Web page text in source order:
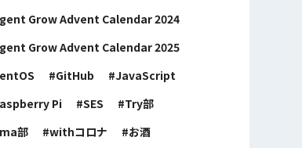
Grow Advent Calendar 2024
Grow Advent Calendar 2025
GitHub
JavaScript
Pi
SES
Try部
部
withコロナ
お酒